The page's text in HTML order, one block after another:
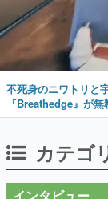
不死身のニワトリと
『Breathedge』が
カテゴ